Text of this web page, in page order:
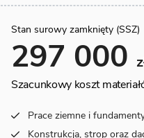
Stan surowy zamknięty (SSZ)
297 000
Szacunkowy koszt
Prace ziemne i
Konstrukcja, strop oraz